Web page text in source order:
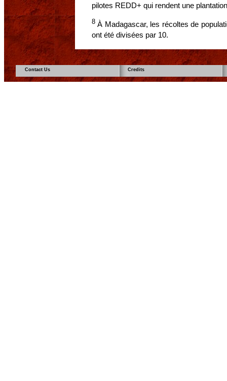
pilotes REDD+ qui rendent une
8 À Madagascar, les récoltes de
ont été divisées par 10.
Contact Us Credits